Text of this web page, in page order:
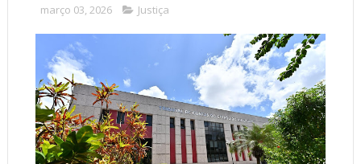
março 03, 2026 Justiça